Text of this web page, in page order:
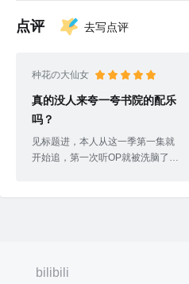
点评 去写点评
种花の大仙女
真的没人来夸一夸书院的配乐
吗？
见标题进，本人从这一季第一集就
开始追，第一次听OP就被洗脑了。
识，不过后半句有点绕口，容易烫
bilibili